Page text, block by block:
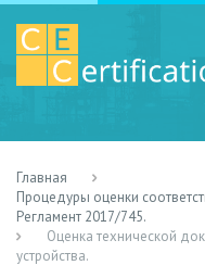
Главная
Процедуры оценки
Регламент 2017/745.
Оценка технической
устройства.